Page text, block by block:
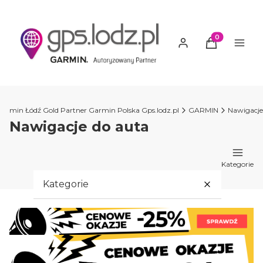
Produkty w
Łódź Gold Partner Garmin Polska Gps.lodz.pl GARMIN Nawigacje
Nawigacje do auta
Kategorie
Kategorie
PROMOCJE GARMIN
GARMIN